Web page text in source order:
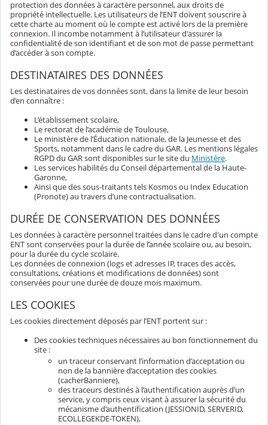
protection des données à caractère personnel, aux droits de
propriété intellectuelle. Les utilisateurs de l’ENT doivent souscrire à
cette charte au moment où le compte est activé lors de la première
connexion. Il incombe notamment à l’utilisateur d'assurer la
confidentialité de son identifiant et de son mot de passe permettant
d’accéder à son compte.
DESTINATAIRES DES DONNÉES
Les destinataires de vos données sont, dans la limite de leur besoin
d’en connaître :
L’établissement scolaire,
Le rectorat de l’académie de Toulouse,
Le ministère de l’Éducation nationale, de la Jeunesse et des
Sports, notamment dans le cadre du GAR. Les mentions légales
RGPD du GAR sont disponibles sur le site du Ministère.
Les services habilités du Conseil départemental de la Haute-
Garonne,
Ainsi que des sous-traitants tels Kosmos ou Index Education
(Pronote) au travers d’une contractualisation.
DURÉE DE CONSERVATION DES DONNÉES
Les données à caractère personnel traitées dans le cadre d'un compte
ENT sont conservées pour la durée de l’année scolaire ou, au besoin,
pour la durée du cycle scolaire.
Les données de connexion (logs et adresses IP, traces des accès,
consultations, créations et modifications de données) sont
conservées pour une durée de douze mois maximum.
LES COOKIES
Les cookies directement déposés par l’ENT portent sur :
Des cookies techniques nécessaires au bon fonctionnement du
site :
un traceur conservant l’information d’acceptation ou
non de la bannière d’acceptation des cookies
(cacherBanniere),
des traceurs destinés à l’authentification auprès d’un
service, y compris ceux visant à assurer la sécurité du
mécanisme d’authentification (JESSIONID, SERVERID,
ECOLLEGEKDE-TOKEN),